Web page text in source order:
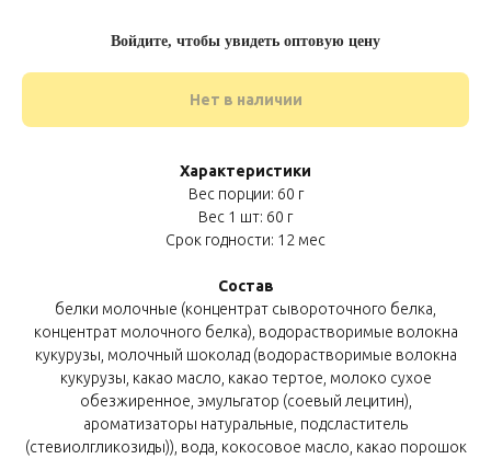
Войдите, чтобы увидеть оптовую цену
Нет в наличии
Характеристики
Вес порции: 60 г
Вес 1 шт: 60 г
Срок годности: 12 мес
Состав
белки молочные (концентрат сывороточного белка,
концентрат молочного белка), водорастворимые волокна
кукурузы, молочный шоколад (водорастворимые волокна
кукурузы, какао масло, какао тертое, молоко сухое
обезжиренное, эмульгатор (соевый лецитин),
ароматизаторы натуральные, подсластитель
(стевиолгликозиды)), вода, кокосовое масло, какао порошок